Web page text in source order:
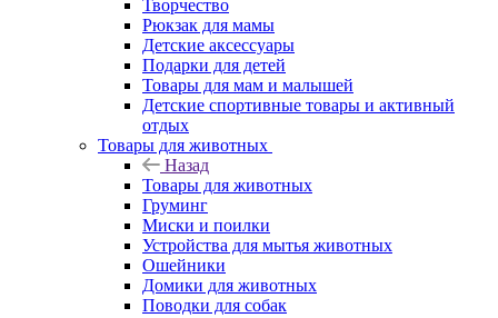
Творчество
Рюкзак для мамы
Детские аксессуары
Подарки для детей
Товары для мам и малышей
Детские спортивные товары и активный
отдых
Товары для животных
Назад
Товары для животных
Груминг
Миски и поилки
Устройства для мытья животных
Ошейники
Домики для животных
Поводки для собак